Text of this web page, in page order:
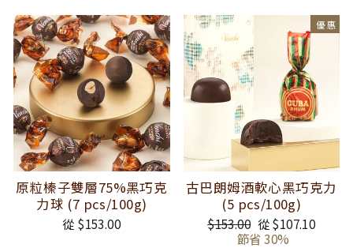
格
格
原粒榛子雙層75%黑巧克
力球 (7 pcs/100g)
從 $153.00
優惠
古巴朗姆酒軟心黑巧克力
(5 pcs/100g)
正
$153.00 銷
售
從 $107.10
節省 30%